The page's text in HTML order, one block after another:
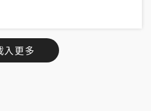
入更多